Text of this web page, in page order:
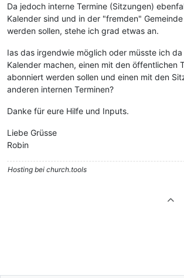
Da jedoch interne Termine (Sitzungen)
Kalender sind und in der "fremden"
werden sollen, stehe ich grad etwas an.
Ias das irgendwie möglich oder müsste ich
Kalender machen, einen mit den öffentlichen
abonniert werden sollen und einen mit den
anderen internen Terminen?
Danke für eure Hilfe und Inputs.
Liebe Grüsse
Robin
Hosting bei church.tools